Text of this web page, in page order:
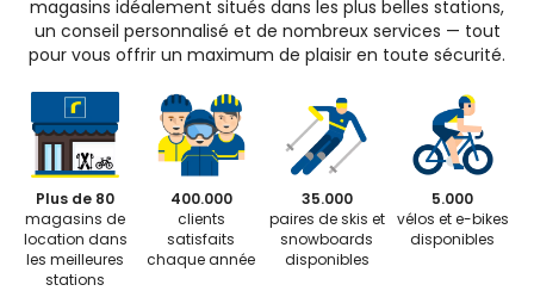
magasins idéalement situés dans les plus belles stations,
un conseil personnalisé et de nombreux services — tout
pour vous offrir un maximum de plaisir en toute sécurité.
Plus de 80
magasins de
location dans
les meilleures
stations
400.000
clients
satisfaits
chaque année
35.000
paires de skis et
snowboards
disponibles
5.000
vélos et e-bikes
disponibles